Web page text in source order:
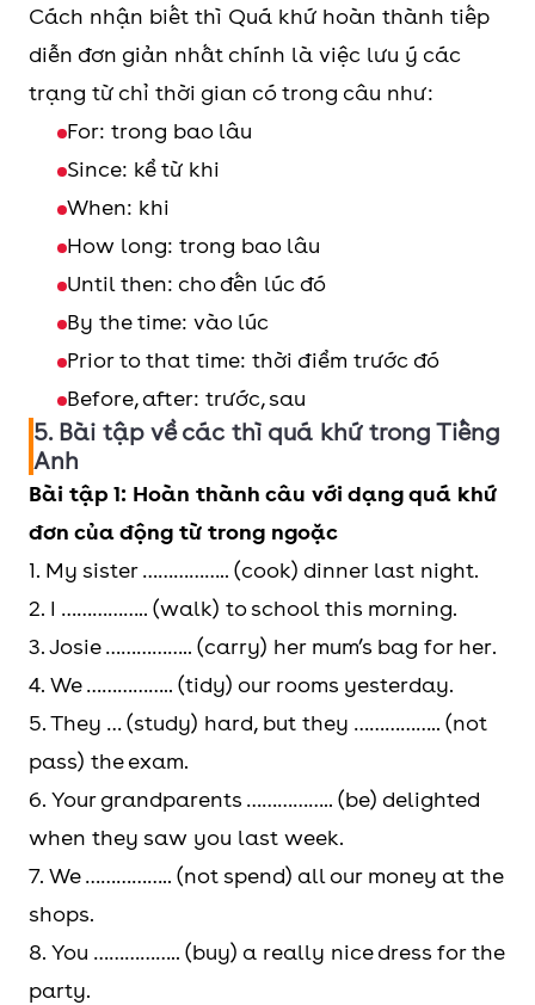
Câu nghi
vấn
(WH-
question)
When/Where/Why/What/How
+ had + S + been + V-ing +…?
Cách nhận biết thì Quá khứ hoàn thành tiếp
diễn đơn giản nhất chính là việc lưu ý các
trạng từ chỉ thời gian có trong câu như:
For: trong bao lâu
Since: kể từ khi
When: khi
How long: trong bao lâu
Until then: cho đến lúc đó
By the time: vào lúc
Prior to that time: thời điểm trước đó
Before, after: trước, sau
5. Bài tập về các thì quá khứ trong Tiếng
Anh
Bài tập 1: Hoàn thành câu với dạng quá khứ
đơn của động từ trong ngoặc
1. My sister …………….. (cook) dinner last night.
2. I …………….. (walk) to school this morning.
3. Josie …………….. (carry) her mum’s bag for her.
4. We …………….. (tidy) our rooms yesterday.
5. They … (study) hard, but they …………….. (not
pass) the exam.
6. Your grandparents …………….. (be) delighted
when they saw you last week.
7. We …………….. (not spend) all our money at the
shops.
8. You …………….. (buy) a really nice dress for the
party.